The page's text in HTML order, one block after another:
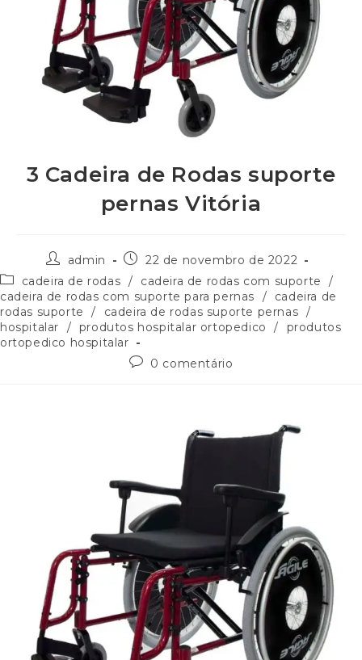
3 Cadeira de Rodas suporte
pernas Vitória
admin
22 de novembro de 2022
cadeira de rodas / cadeira de rodas com suporte
/
cadeira de rodas com suporte para pernas
/
cadeira de
rodas suporte
/ cadeira de rodas suporte pernas /
hospitalar
/ produtos hospitalar ortopedico /
produtos
ortopedico hospitalar
0 comentário